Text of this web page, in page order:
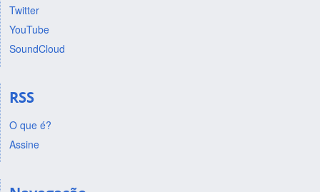
Twitter
YouTube
SoundCloud
RSS
O que é?
Assine